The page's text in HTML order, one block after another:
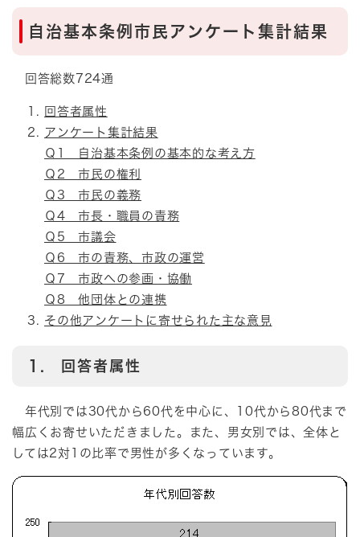
自治基本条例市民アンケート集計結果
回答総数724通
回答者属性
アンケート集計結果
Ｑ1 自治基本条例の基本的な考え方
Ｑ2 市民の権利
Ｑ3 市民の義務
Ｑ4 市長・職員の責務
Ｑ5 市議会
Ｑ6 市の責務、市政の運営
Ｑ7 市政への参画・協働
Ｑ8 他団体との連携
その他アンケートに寄せられた主な意見
1. 回答者属性
年代別では30代から60代を中心に、10代から80代まで
幅広くお寄せいただきました。また、男女別では、全体と
しては2対1の比率で男性が多くなっています。